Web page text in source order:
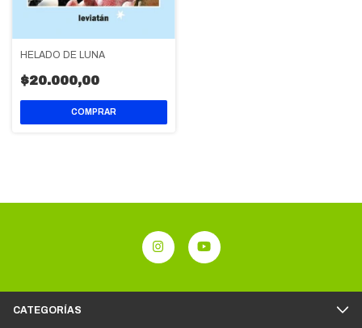
HELADO DE LUNA
$20.000,00
CATEGORÍAS